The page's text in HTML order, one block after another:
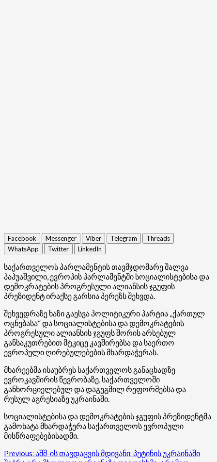
Facebook Messenger Viber Telegram
Threads
WhatsApp
Twitter LinkedIn
საქართველოს პარლამენტის თავმჯდომარე შალვა
პაპუაშვილი, ევროპის პარლამენტში სოციალისტებისა და
დემოკრატების პროგრესული ალიანსის ჯგუფის
პრეზიდენტ ირაქსე გარსია პერეზს შეხვდა.
შეხვედრაზე ხაზი გაესვა პოლიტიკური პარტია „ქართულ
ოცნებასა“ და სოციალისტებისა და დემოკრატების
პროგრესული ალიანსის ჯგუფს შორის არსებულ
განსაკუთრებით მტკიცე კავშირებსა და საერთო
ევროპული ღირებულებების მხარდაჭერას.
მხარეებმა ისაუბრეს საქართველოს განაცხადზე
ევროკავშირის წევრობაზე, საქართველოში
განხორციელებულ და დაგეგმილ რეფორმებსა და
რუსულ აგრესიაზე უკრაინაში.
სოციალისტებისა და დემოკრატების ჯგუფის პრეზიდენტმა
გამოხატა მხარდაჭერა საქართველოს ევროპული
მისწრაფებებისადმი.
Post
Previous: აშშ-ის თავდაცვის მდივანი: პუტინის უკრაინაში